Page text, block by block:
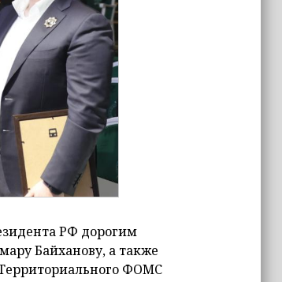
РФ дорогим
Байханову, а также
ФОМС